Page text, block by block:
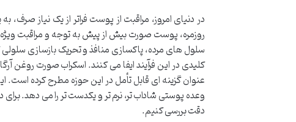
در دنیای امروز، مراقبت از پوست فراتر از یک نیاز
روزمره، پوست صورت بیش از پیش به توجه و مراقبت ویژه
سلول های مرده، پاکسازی منافذ و تحریک بازسازی
کلیدی در این فرآیند ایفا می کنند. اسکراب صورت روغن
عنوان گزینه ای قابل تأمل در این حوزه مطرح کرده
وعده پوستی شاداب تر، نرم تر و یکدست تر را می دهد.
دقت بررسی کنیم.